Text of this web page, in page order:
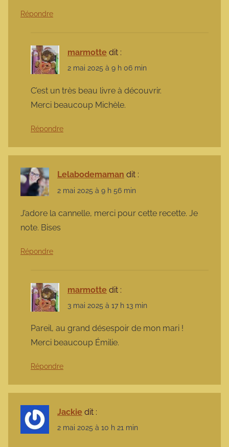
Répondre
marmotte dit :
2 mai 2025 à 9 h 06 min
C’est un très beau livre à découvrir.
Merci beaucoup Michèle.
Répondre
Lelabodemaman dit :
2 mai 2025 à 9 h 56 min
J’adore la cannelle, merci pour cette recette. Je
note. Bises
Répondre
marmotte dit :
3 mai 2025 à 17 h 13 min
Pareil, au grand désespoir de mon mari !
Merci beaucoup Émilie.
Répondre
Jackie dit :
2 mai 2025 à 10 h 21 min